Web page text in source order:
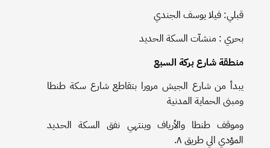
قبلي: فيلا يوسف الجندي
بحري : منشآت السكة الحديد
منطقة شارع بركة السبع
يبدأ من شارع الجيش مرورا بتقاطع شارع سكة طنطا
ومبنى الحماية المدنية
وموقف طنطا والأرياف وينتهي نفق السكة الحديد
المؤدي الي طريق ٨.